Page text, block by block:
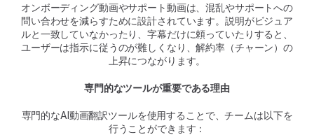
オンボーディング動画やサポート動画は、混乱やサポートへの
問い合わせを減らすために設計されています。説明がビジュア
ルと一致していなかったり、字幕だけに頼っていたりすると、
ユーザーは指示に従うのが難しくなり、解約率（チャーン）の
上昇につながります。
専門的なツールが重要である理由
専門的なAI動画翻訳ツールを使用することで、チームは以下を
行うことができます：